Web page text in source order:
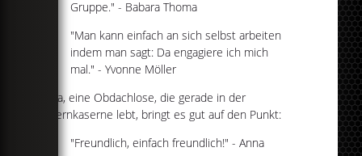
Gruppe." - Babara Thoma
"Man kann einfach an sich selbst arbeiten
indem man sagt: Da engagiere ich mich
mal." - Yvonne Möller
Anna, eine Obdachlose, die gerade in der
Bayernkaserne lebt, bringt es gut auf den Punkt:
"Freundlich, einfach freundlich!" - Anna